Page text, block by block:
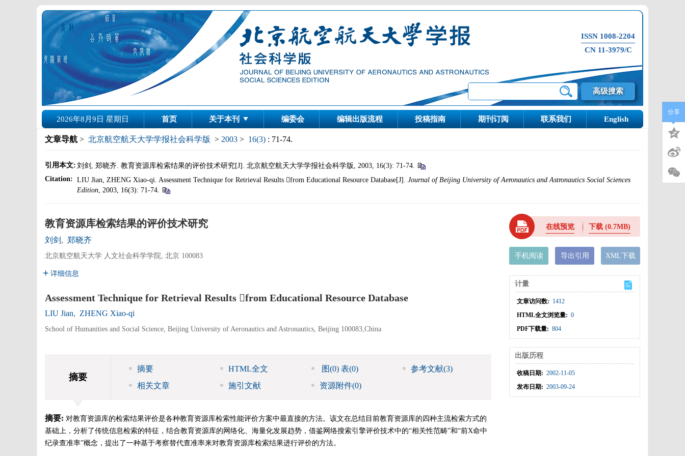
高级搜索
ISSN 1008-2204
CN 11-3979/C
2026年8月9日 星期日 首页 关于本刊 编委会 编辑出版流程 投稿指南 期刊订阅 联系我们 English
文章导航 > 北京航空航天大学学报社会科学版 > 2003 > 16(3) : 71-74.
引用本文: 刘剑, 郑晓齐. 教育资源库检索结果的评价技术研究[J]. 北京航空航天大学学报社会科学版, 2003, 16(3): 71-74.
Citation: LIU Jian, ZHENG Xiao-qi. Assessment Technique for Retrieval Results from Educational Resource Database[J]. Journal of Beijing University of Aeronautics and Astronautics Social Sciences
Edition, 2003, 16(3): 71-74.
教育资源库检索结果的评价技术研究
刘剑 , 郑晓齐
北京航空航天大学 人文社会科学学院, 北京 100083
详细信息
Assessment Technique for Retrieval Results from Educational Resource Database
LIU Jian, ZHENG Xiao-qi
School of Humanities and Social Science, Beijing University of Aeronautics and Astronautics, Beijing 100083,China
摘要
摘要 HTML全文 图(0) 表(0) 参考文献(3)
相关文章
施引文献 资源附件(0)
摘要: 对教育资源库的检索结果评价是各种教育资源库检索性能评价方案中最直接的方法。该文在总结目前教育资源库的四种主流检索方式的
基础上，分析了传统信息检索的特征，结合教育资源库的网络化、海量化发展趋势，借鉴网络搜索引擎评价技术中的“相关性范畴”和“前X命中
纪录查准率”概念，提出了一种基于考察替代查准率来对教育资源库检索结果进行评价的方法。
在线预览 下载(0.7MB)
手机阅读 导出引用 XML下载
计量
文章访问数: 1412
HTML全文浏览量: 0
PDF下载量: 804
出版历程
收稿日期: 2002-11-05
发布日期: 2003-09-24
分享